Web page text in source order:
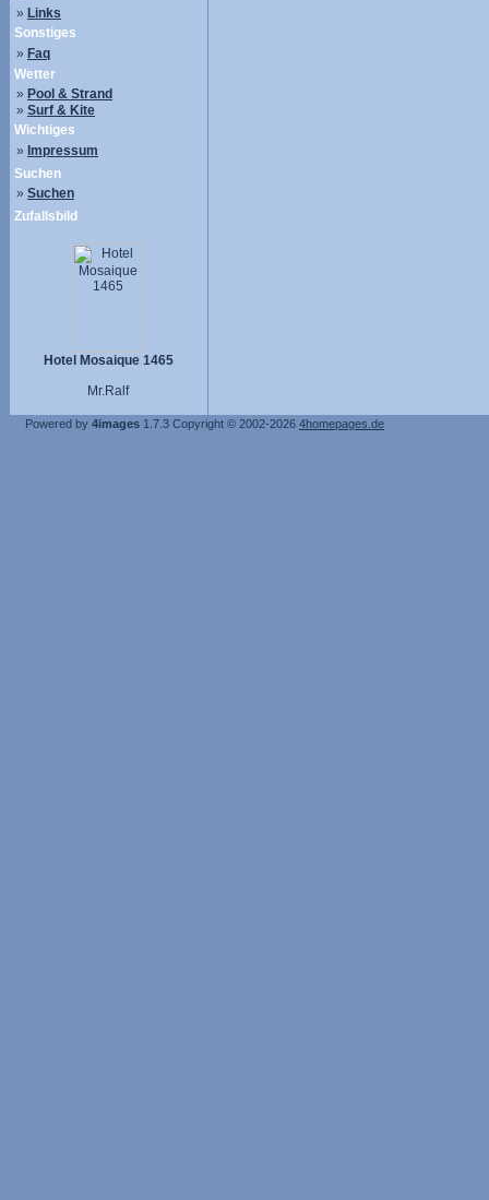
» Links
Sonstiges
» Faq
Wetter
» Pool & Strand
» Surf & Kite
Wichtiges
» Impressum
Suchen
» Suchen
Zufallsbild
Hotel Mosaique 1465
Mr.Ralf
Powered by 4images 1.7.3 Copyright © 2002-2026 4homepages.de